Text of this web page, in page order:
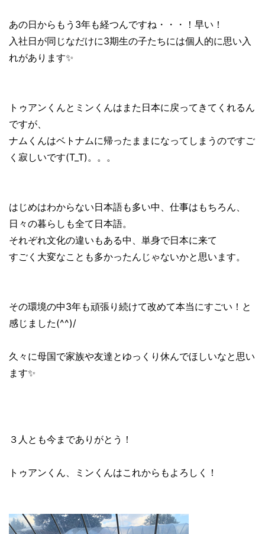
あの日からもう3年も経つんですね・・・！早い！
入社日が同じなだけに3期生の子たちには個人的に思い入
れがあります✨
トゥアンくんとミンくんはまた日本に戻ってきてくれるん
ですが、
ナムくんはベトナムに帰ったままになってしまうのですご
く寂しいです(T_T)。。。
はじめはわからない日本語も多い中、仕事はもちろん、
日々の暮らしも全て日本語。
それぞれ文化の違いもある中、単身で日本に来て
すごく大変なことも多かったんじゃないかと思います。
その環境の中3年も頑張り続けて改めて本当にすごい！と
感じました(^^)/
久々に母国で家族や友達とゆっくり休んでほしいなと思い
ます✨
３人とも今までありがとう！
トゥアンくん、ミンくんはこれからもよろしく！